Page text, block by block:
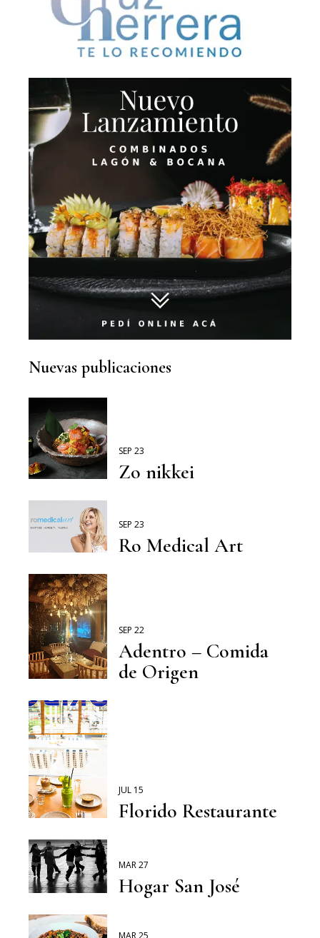
Nuevas publicaciones
SEP 23
Zo nikkei
SEP 23
Ro Medical Art
SEP 22
Adentro – Comida
de Origen
JUL 15
Florido Restaurante
MAR 27
Hogar San José
MAR 25